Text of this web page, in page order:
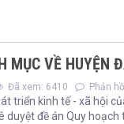
MỤC VỀ HUYỆN
Đã xem: 6410 Phản
triển kinh tế - xã hội
duyệt đề án Quy